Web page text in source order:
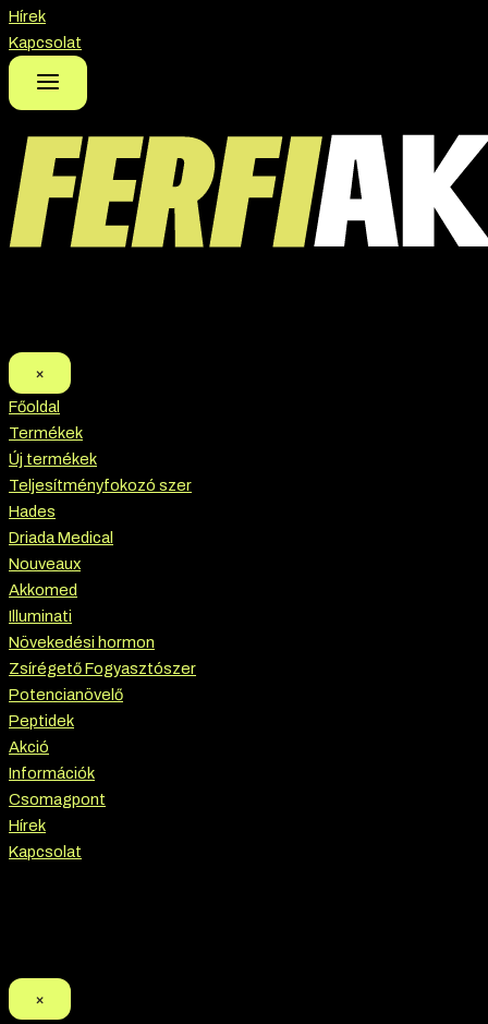
Hírek
Kapcsolat
×
Főoldal
Termékek
Új termékek
Teljesítményfokozó szer
Hades
Driada Medical
Nouveaux
Akkomed
Illuminati
Növekedési hormon
Zsírégető Fogyasztószer
Potencianövelő
Peptidek
Akció
Információk
Csomagpont
Hírek
Kapcsolat
×